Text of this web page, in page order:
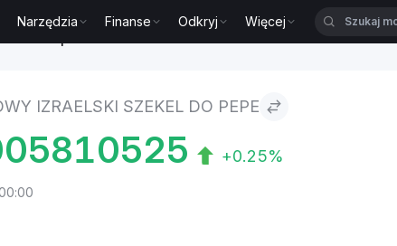
Narzędzia Finanse Odkryj Więcej
IZRAELSKI SZEKEL DO PEPE
+0.25%